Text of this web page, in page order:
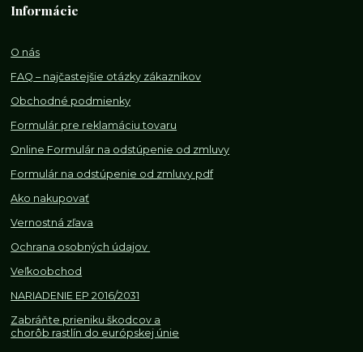
Informácie
O nás
FAQ – najčastejšie otázky zákazníkov
Obchodné podmienky
Formulár pre reklamáciu tovaru
Online Formulár na odstúpenie od zmluvy
Formulár na odstúpenie od zmluvy pdf
Ako nakupovať
Vernostná zľava
Ochrana osobných údajov
Veľkoobchod
NARIADENIE EP 2016/2031
Zabráňte prieniku škodcov a
chorôb rastlín do európskej únie